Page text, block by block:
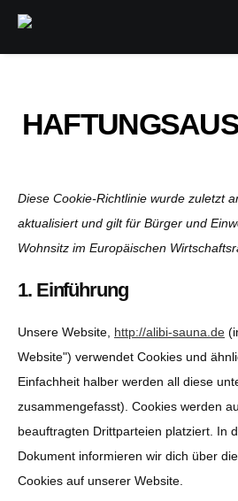
Diese Cookie-Richtlinie wurde zuletzt
aktualisiert und gilt für Bürger und
Wohnsitz im Europäischen
1. Einführung
Unsere Website, http://alibi-sauna.de
Website") verwendet Cookies und
Einfachheit halber werden all diese
zusammengefasst). Cookies werden
beauftragten Drittparteien platziert. In
Dokument informieren wir dich über
Cookies auf unserer Website.